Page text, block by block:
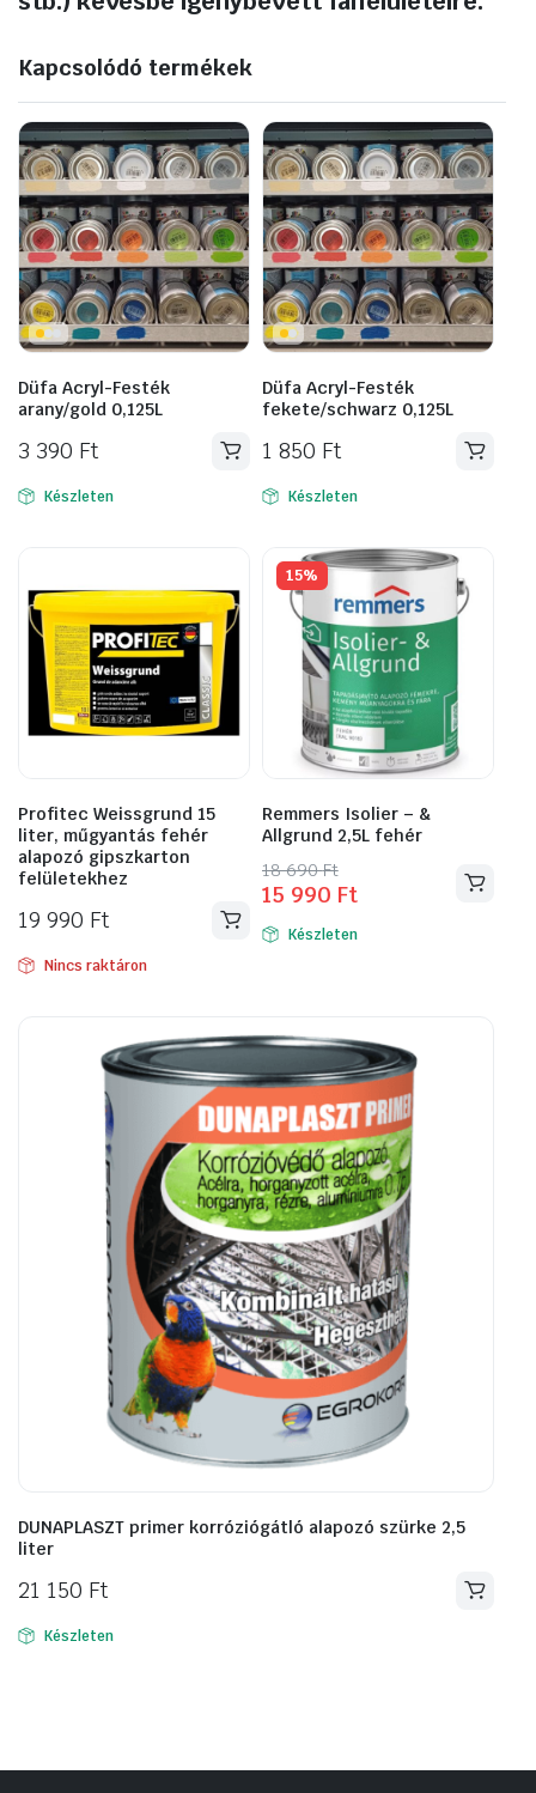
Kapcsolódó termékek
Düfa Acryl-Festék
arany/gold 0,125L
3 390 Ft
Készleten
Düfa Acryl-Festék
fekete/schwarz 0,125L
1 850 Ft
Készleten
Profitec Weissgrund 15
liter, műgyantás fehér
alapozó gipszkarton
felületekhez
19 990 Ft
Nincs raktáron
15%
Remmers Isolier – &
Allgrund 2,5L fehér
18 690Ft
Original
price
was:
18
15 990 Ft
Current
price
is:
15
Készleten
DUNAPLASZT primer korróziógátló alapozó szürke 2,5
liter
21 150 Ft
Készleten